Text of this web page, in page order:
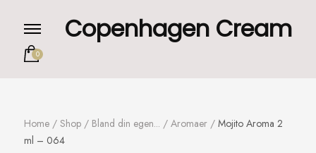
Copenhagen Cream
0
Home / Shop / Bland din egen... / Aromaer / Mojito Aroma 2
ml – 064